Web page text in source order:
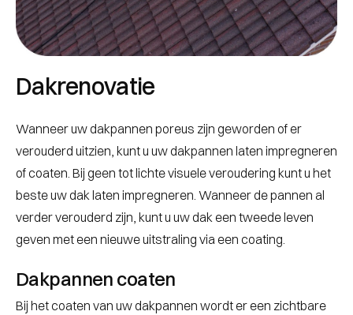
Dakrenovatie
Wanneer uw dakpannen poreus zijn geworden of er
verouderd uitzien, kunt u uw dakpannen laten impregneren
of coaten. Bij geen tot lichte visuele veroudering kunt u het
beste uw dak laten impregneren. Wanneer de pannen al
verder verouderd zijn, kunt u uw dak een tweede leven
geven met een nieuwe uitstraling via een coating.
Dakpannen coaten
Bij het coaten van uw dakpannen wordt er een zichtbare